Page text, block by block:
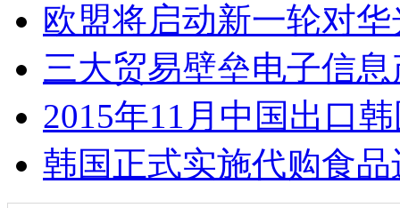
欧盟将启动新一轮对华
三大贸易壁垒电子信
2015年11月中国出口
韩国正式实施代购食